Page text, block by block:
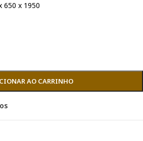
650 x 1950
AO CARRINHO